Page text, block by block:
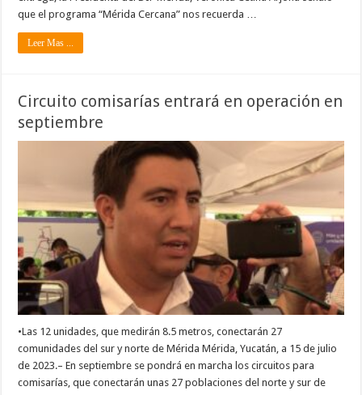
que el programa “Mérida Cercana” nos recuerda …
Leer Mas ...
Circuito comisarías entrará en operación en
septiembre
•Las 12 unidades, que medirán 8.5 metros, conectarán 27
comunidades del sur y norte de Mérida Mérida, Yucatán, a 15 de julio
de 2023.– En septiembre se pondrá en marcha los circuitos para
comisarías, que conectarán unas 27 poblaciones del norte y sur de